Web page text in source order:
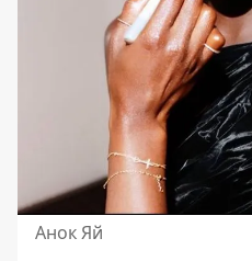
Анок Яй